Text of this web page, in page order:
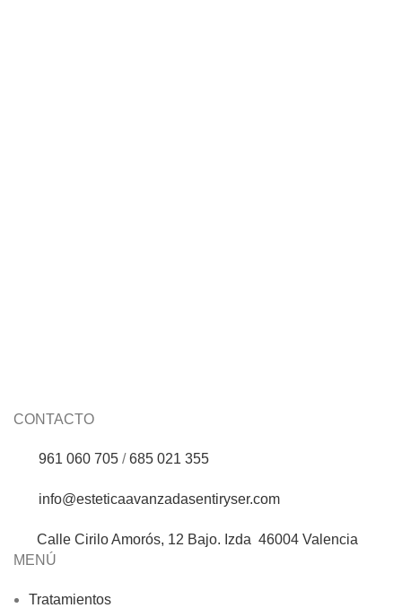
CONTACTO
961 060 705 /685 021 355
info@esteticaavanzadasentiryser.com
Calle Cirilo Amorós, 12 Bajo. Izda 46004 Valencia
MENÚ
Tratamientos